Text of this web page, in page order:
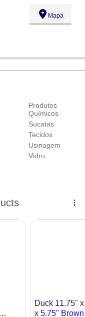
Mapa
Produtos
Químicos
Sucatas
Tecidos
Usinagem
Vidro